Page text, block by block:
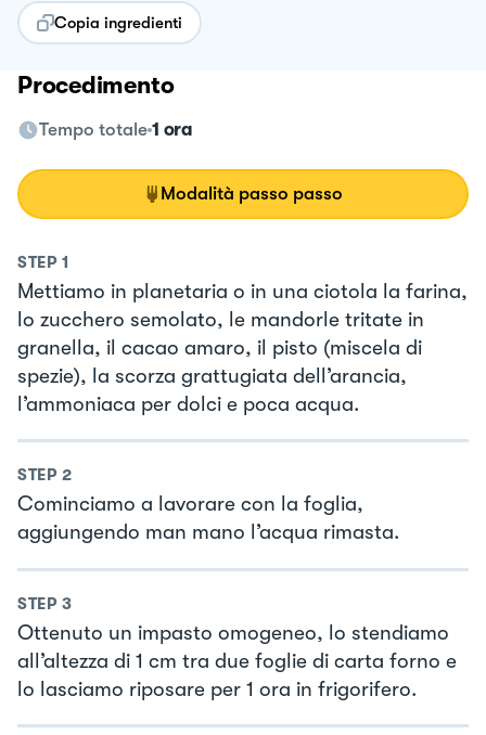
Copia ingredienti
Procedimento
Tempo totale 1 ora
Modalità passo passo
STEP 1
Mettiamo in planetaria o in una ciotola la farina,
lo zucchero semolato, le mandorle tritate in
granella, il cacao amaro, il pisto (miscela di
spezie), la scorza grattugiata dell’arancia,
l’ammoniaca per dolci e poca acqua.
STEP 2
Cominciamo a lavorare con la foglia,
aggiungendo man mano l’acqua rimasta.
STEP 3
Ottenuto un impasto omogeneo, lo stendiamo
all’altezza di 1 cm tra due foglie di carta forno e
lo lasciamo riposare per 1 ora in frigorifero.